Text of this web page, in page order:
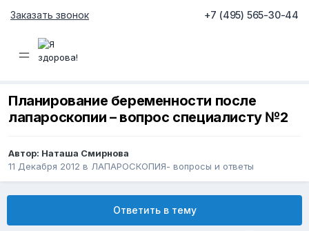
Заказать звонок +7 (495) 565-30-44
Планирование беременности после
лапароскопии – вопрос специалисту №2
Автор: Наташа Смирнова
11 Декабря 2012 в ЛАПАРОСКОПИЯ- вопросы и ответы
Ответить в тему